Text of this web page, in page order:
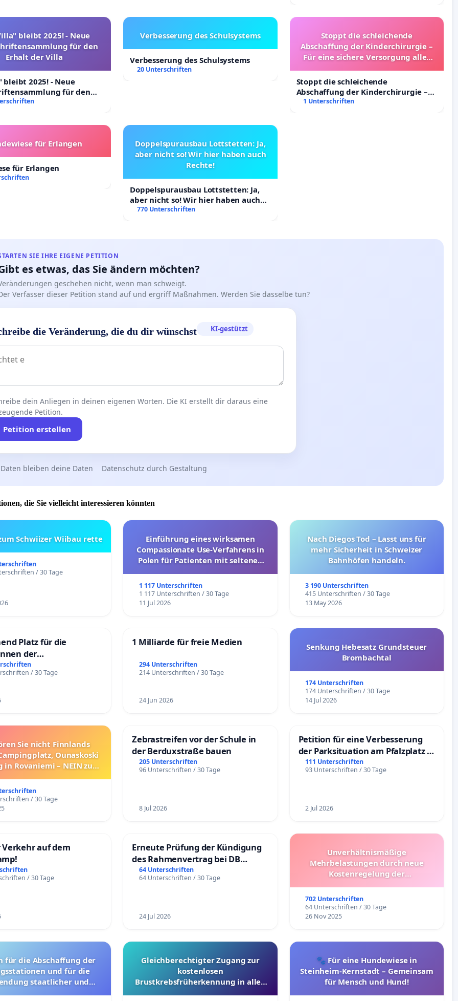
bleibt 2025! - Neue
für den
Erhalt der Villa
bleibt 2025! - Neue
für den
Villa
Verbesserung des Schulsystems
Verbesserung des Schulsystems
20 Unterschriften
Stoppt die schleichende
Abschaffung der Kinderchirurgie –
Für eine sichere Versorgung aller
Stoppt die schleichende
Abschaffung der Kinderchirurgie –
Für eine sichere Versorgung aller
1 Unterschriften
für Erlangen
für Erlangen
Doppelspurausbau Lottstetten: Ja,
aber nicht so! Wir hier haben auch
Rechte!
Doppelspurausbau Lottstetten: Ja,
aber nicht so! Wir hier haben auch
Rechte!
770 Unterschriften
SIE IHRE EIGENE PETITION
es etwas, das Sie ändern möchten?
geschehen nicht, wenn man schweigt.
Verfasser dieser Petition stand auf und ergriff Maßnahmen. Werden Sie dasselbe tun?
die Veränderung, die du dir wünschst KI-gestützt
dein Anliegen in deinen eigenen Worten. Die KI erstellt dir daraus eine
Petition.
Petition erstellen
bleiben deine Daten Datenschutz durch Gestaltung
die Sie vielleicht interessieren könnten
Schwiizer Wiibau rette
/ 30 Tage
Einführung eines wirksamen
Compassionate Use-Verfahrens in
Polen für Patienten mit seltenen
1 117 Unterschriften
1 117 Unterschriften / 30 Tage
11 Jul 2026
Nach Diegos Tod – Lasst uns für
mehr Sicherheit in Schweizer
Bahnhöfen handeln.
3 190 Unterschriften
415 Unterschriften / 30 Tage
13 May 2026
Platz für die
der
/ 30 Tage
1 Milliarde für freie Medien
294 Unterschriften
214 Unterschriften / 30 Tage
24 Jun 2026
Senkung Hebesatz Grundsteuer
Brombachtal
174 Unterschriften
174 Unterschriften / 30 Tage
14 Jul 2026
Sie nicht Finnlands
Ounaskoski
in Rovaniemi – NEIN zum
/ 30 Tage
Zebrastreifen vor der Schule in
der Berduxstraße bauen
205 Unterschriften
96 Unterschriften / 30 Tage
8 Jul 2026
Petition für eine Verbesserung
der Parksituation am Pfalzplatz in
Mannheim
111 Unterschriften
93 Unterschriften / 30 Tage
2 Jul 2026
auf dem
/ 30 Tage
Erneute Prüfung der Kündigung
des Rahmenvertrag bei DB
Fahrwegdienste Gmbh
64 Unterschriften
64 Unterschriften / 30 Tage
24 Jul 2026
Unverhältnismäßige
Mehrbelastungen durch neue
Kostenregelung der
Überprüfung und Alternativen
702 Unterschriften
64 Unterschriften / 30 Tage
26 Nov 2025
und für die
staatlicher und
Gleichberechtigter Zugang zur
kostenlosen
Brustkrebsfrüherkennung in allen
🐾 Für eine Hundewiese in
Steinheim-Kernstadt – Gemeinsam
für Mensch und Hund!